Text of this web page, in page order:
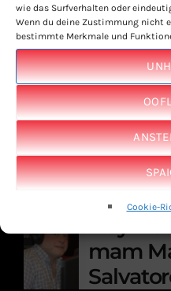
wie das Surfverhalten oder
Wenn du deine Zustimmung nicht
bestimmte Merkmale und
Cookie-
AUS ONSEM
Hey Du
Donato
ancora
Hey Du
mam